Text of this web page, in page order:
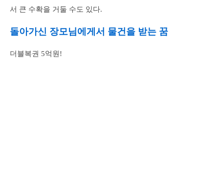
서 큰 수확을 거둘 수도 있다.
돌아가신 장모님에게서 물건을 받는 꿈
더블복권 5억원!